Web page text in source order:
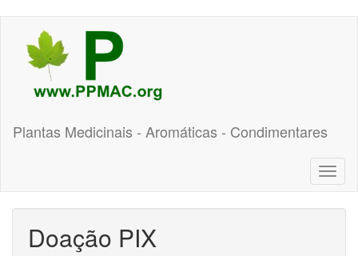
conteúdo
principal
Plantas Medicinais - Aromáticas - Condimentares
Doação PIX